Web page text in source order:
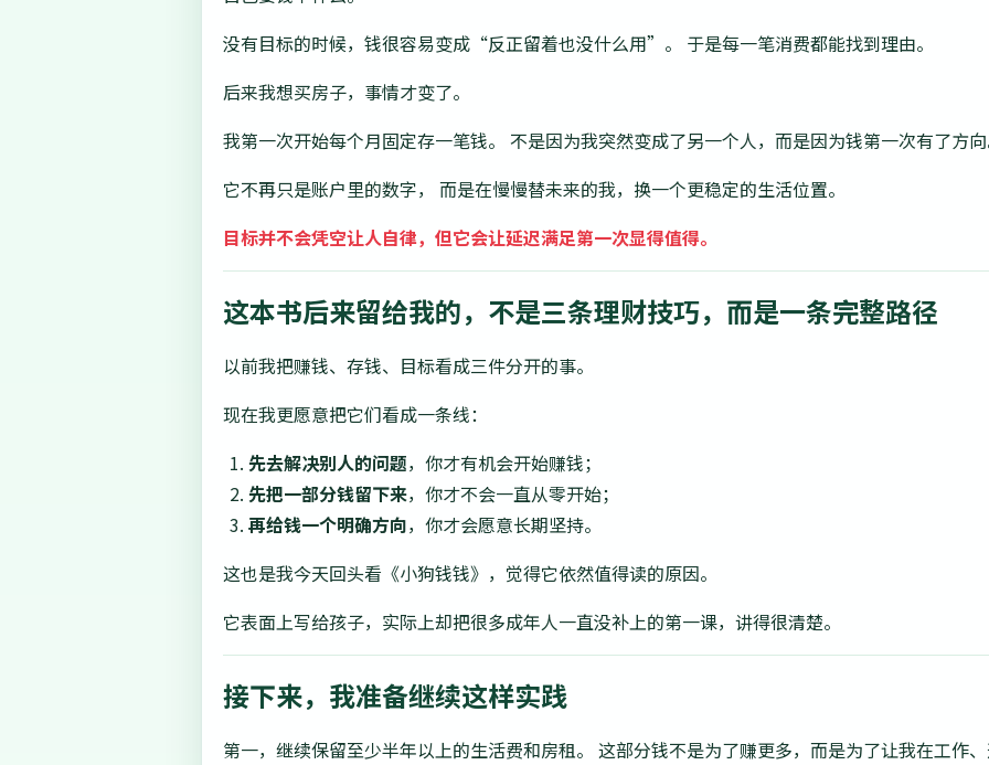
没有目标的时候，钱很容易变成“反正留着也没什么用”。 于是每一笔消费都能找到理由。
后来我想买房子，事情才变了。
我第一次开始每个月固定存一笔钱。 不是因为我突然变成了另一个人，而是因为钱第一次有了方
它不再只是账户里的数字， 而是在慢慢替未来的我，换一个更稳定的生活位置。
目标并不会凭空让人自律，但它会让延迟满足第一次显得值得。
这本书后来留给我的，不是三条理财技巧，而是一条完整路径
以前我把赚钱、存钱、目标看成三件分开的事。
现在我更愿意把它们看成一条线：
先去解决别人的问题，你才有机会开始赚钱；
先把一部分钱留下来，你才不会一直从零开始；
再给钱一个明确方向，你才会愿意长期坚持。
这也是我今天回头看《小狗钱钱》，觉得它依然值得读的原因。
它表面上写给孩子，实际上却把很多成年人一直没补上的第一课，讲得很清楚。
接下来，我准备继续这样实践
第一，继续保留至少半年以上的生活费和房租。 这部分钱不是为了赚更多，而是为了让我在工作